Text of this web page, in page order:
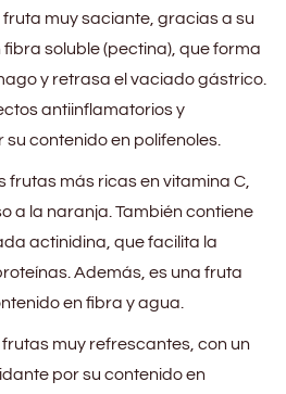
fruta muy saciante, gracias a su
soluble (pectina), que forma
y retrasa el vaciado gástrico.
antiinflamatorios y
contenido en polifenoles.
frutas más ricas en vitamina C,
a la naranja. También contiene
actinidina, que facilita la
Además, es una fruta
en fibra y agua.
frutas muy refrescantes, con un
por su contenido en